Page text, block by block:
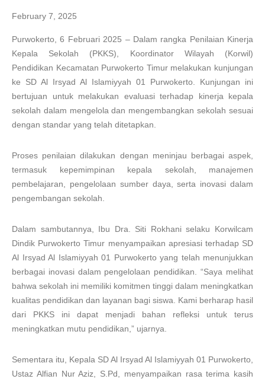
February 7, 2025
Purwokerto, 6 Februari 2025 – Dalam rangka Penilaian Kinerja
Kepala Sekolah (PKKS), Koordinator Wilayah (Korwil)
Pendidikan Kecamatan Purwokerto Timur melakukan kunjungan
ke SD Al Irsyad Al Islamiyyah 01 Purwokerto. Kunjungan ini
bertujuan untuk melakukan evaluasi terhadap kinerja kepala
sekolah dalam mengelola dan mengembangkan sekolah sesuai
dengan standar yang telah ditetapkan.
Proses penilaian dilakukan dengan meninjau berbagai aspek,
termasuk kepemimpinan kepala sekolah, manajemen
pembelajaran, pengelolaan sumber daya, serta inovasi dalam
pengembangan sekolah.
Dalam sambutannya, Ibu Dra. Siti Rokhani selaku Korwilcam
Dindik Purwokerto Timur menyampaikan apresiasi terhadap SD
Al Irsyad Al Islamiyyah 01 Purwokerto yang telah menunjukkan
berbagai inovasi dalam pengelolaan pendidikan. “Saya melihat
bahwa sekolah ini memiliki komitmen tinggi dalam meningkatkan
kualitas pendidikan dan layanan bagi siswa. Kami berharap hasil
dari PKKS ini dapat menjadi bahan refleksi untuk terus
meningkatkan mutu pendidikan,” ujarnya.
Sementara itu, Kepala SD Al Irsyad Al Islamiyyah 01 Purwokerto,
Ustaz Alfian Nur Aziz, S.Pd, menyampaikan rasa terima kasih